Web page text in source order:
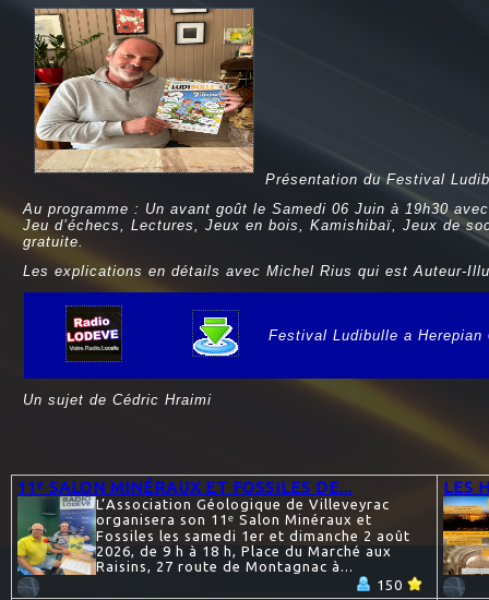
Présentation du Festival
Au programme : Un avant goût le Samedi 06 Juin à 19h30
Jeu d’échecs, Lectures, Jeux en bois, Kamishibaï, Jeux de
gratuite.
Les explications en détails avec Michel Rius qui est Auteur-
Festival Ludibulle a Herepian
Un sujet de Cédric Hraimi
11ᵉ SALON MINÉRAUX ET FOSSILES DE...
L’Association Géologique de Villeveyrac
organisera son 11ᵉ Salon Minéraux et
Fossiles les samedi 1er et dimanche 2 août
2026, de 9 h à 18 h, Place du Marché aux
Raisins, 27 route de Montagnac à...
150
LES